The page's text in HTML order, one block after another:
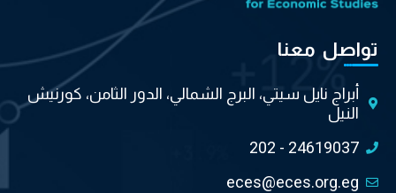
تواصل معنا
أبراج نايل سيتي، البرج الشمالي، الدور الثامن، كورنيش
النيل
202 - 24619037
eces@eces.org.eg